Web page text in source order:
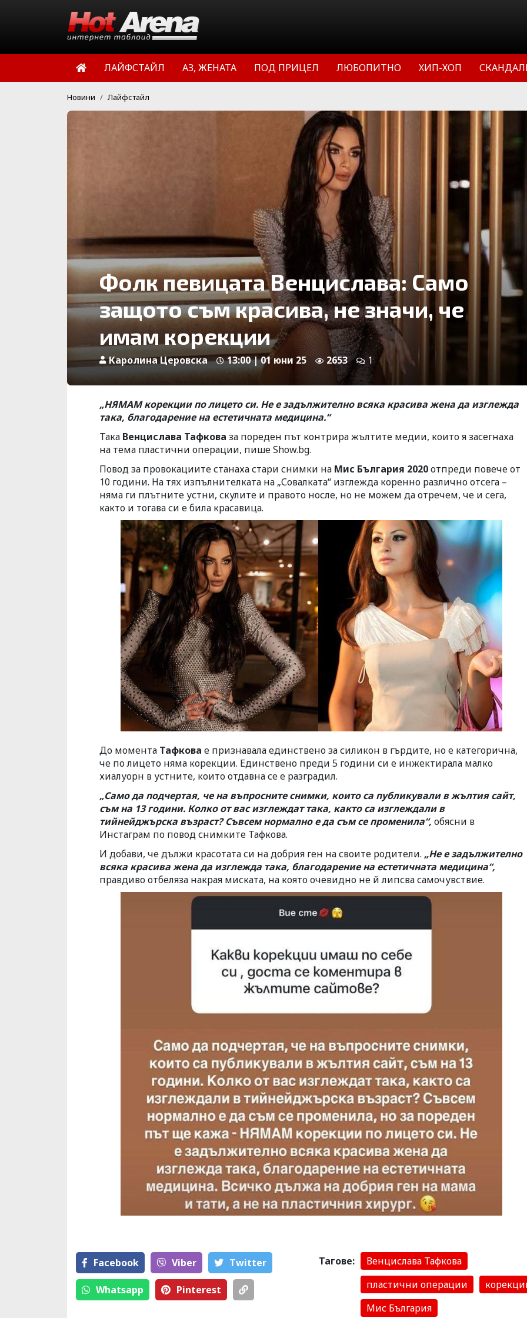
ЛАЙФСТАЙЛ АЗ, ЖЕНАТА ПОД ПРИЦЕЛ ЛЮБОПИТНО ХИП-ХОП
Новини Лайфстайл
Фолк певицата Венцислава: Само
защото съм красива, не значи, че
имам корекции
Каролина Церовска 13:00 | 01 юни 25 2653 1
„НЯМАМ корекции по лицето си. Не е задължително всяка красива жена да изглежда
така, благодарение на естетичната медицина.“
Така Венцислава Тафкова за пореден път контрира жълтите медии, които я засегнаха
на тема пластични операции, пише Show.bg.
Повод за провокациите станаха стари снимки на Мис България 2020отпреди повече от
10 години. На тях изпълнителката на „Совалката“ изглежда коренно различно отсега –
няма ги плътните устни, скулите и правото носле, но не можем да отречем, че и сега,
както и тогава си е била красавица.
До момента Тафкова е признавала единствено за силикон в гърдите, но е категорична,
че по лицето няма корекции. Единствено преди 5 години си е инжектирала малко
хиалуорн в устните, които отдавна се е разградил.
„Само да подчертая, че на въпросните снимки, които са публикували в жълтия сайт,
съм на 13 години. Колко от вас изглеждат така, както са изглеждали в
тийнейджърска възраст? Съвсем нормално е да съм се променила“, обясни в
Инстаграм по повод снимките Тафкова.
И добави, че дължи красотата си на добрия ген на своите родители. „Не е задължително
всяка красива жена да изглежда така, благодарение на естетичната медицина“,
правдиво отбеляза накрая миската, на която очевидно не й липсва самочувствие.
Facebook Viber Тwitter
Whatsapp Pinterest
Тагове:
Венцислава Тафкова
пластични операции
Мис България